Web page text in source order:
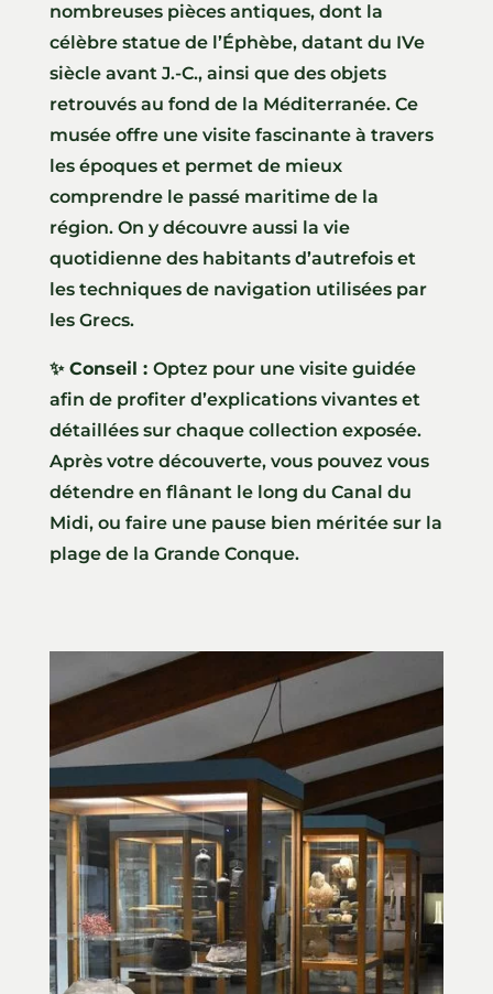
nombreuses pièces antiques, dont la
célèbre statue de l’Éphèbe, datant du IVe
siècle avant J.-C., ainsi que des objets
retrouvés au fond de la Méditerranée. Ce
musée offre une visite fascinante à travers
les époques et permet de mieux
comprendre le passé maritime de la
région. On y découvre aussi la vie
quotidienne des habitants d’autrefois et
les techniques de navigation utilisées par
les Grecs.
✨ Conseil : Optez pour une visite guidée
afin de profiter d’explications vivantes et
détaillées sur chaque collection exposée.
Après votre découverte, vous pouvez vous
détendre en flânant le long du Canal du
Midi, ou faire une pause bien méritée sur la
plage de la Grande Conque.